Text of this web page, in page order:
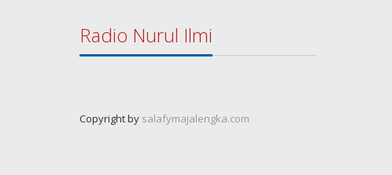
Radio Nurul Ilmi
Copyright by salafymajalengka.com